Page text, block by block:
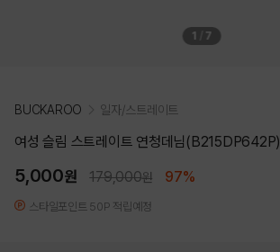
1 7
BUCKAROO 일자/스트레이트
여성 슬림 스트레이트 연청데님(B215DP642P)
5,000원 179,000원 97%
스타일포인트 50P 적립예정